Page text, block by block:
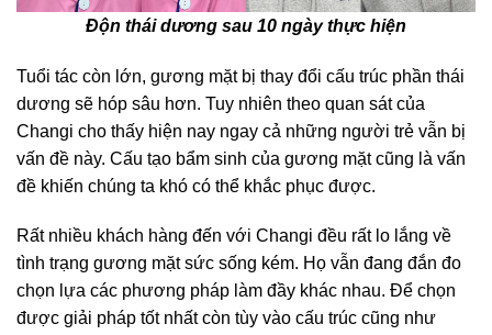
Độn thái dương sau 10 ngày thực hiện
Tuổi tác còn lớn, gương mặt bị thay đổi cấu trúc phần thái
dương sẽ hóp sâu hơn. Tuy nhiên theo quan sát của
Changi cho thấy hiện nay ngay cả những người trẻ vẫn bị
vấn đề này. Cấu tạo bẩm sinh của gương mặt cũng là vấn
đề khiến chúng ta khó có thể khắc phục được.
Rất nhiều khách hàng đến với Changi đều rất lo lắng về
tình trạng gương mặt sức sống kém. Họ vẫn đang đắn đo
chọn lựa các phương pháp làm đầy khác nhau. Để chọn
được giải pháp tốt nhất còn tùy vào cấu trúc cũng như